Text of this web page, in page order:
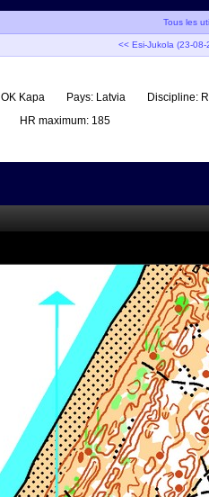
Tous les
<< Esi-Jukola (23-08-
OK Kapa Pays: Latvia Discipline:
HR maximum: 185